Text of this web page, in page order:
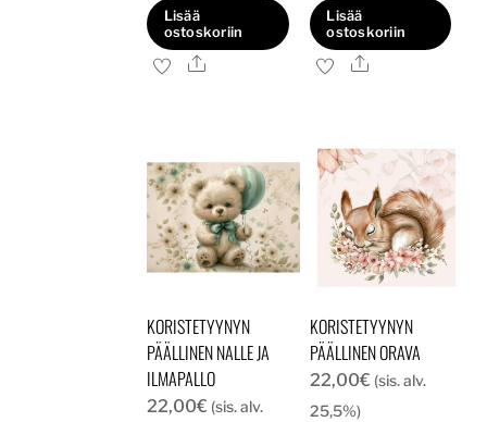
Lisää
ostoskoriin
Ale
Lisää
ostoskoriin
Ale
KORISTETYYNYN
PÄÄLLINEN NALLE JA
ILMAPALLO
22,00€ (sis. alv.
KORISTETYYNYN
PÄÄLLINEN ORAVA
22,00€ (sis. alv.
25,5%)